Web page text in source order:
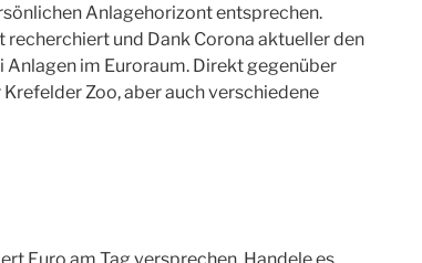
Anlagehorizont entsprechen.
und Dank Corona aktueller den
Anlagen im Euroraum. Direkt gegenüber
Zoo, aber auch verschiedene